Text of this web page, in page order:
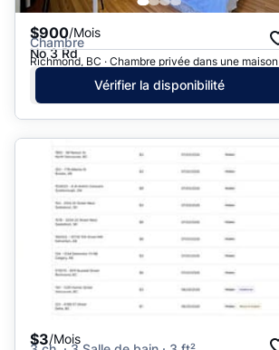
$900/Mois
Chambre
No 3 Rd
Richmond, BC · Chambre privée dans une maison
Vérifier la disponibilité
$3/Mois